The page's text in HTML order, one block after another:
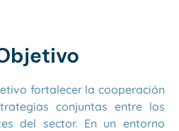
fortalecer la cooperación
conjuntas entre los
del sector. En un entorno